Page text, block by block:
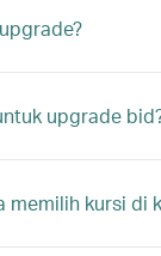
upgrade
kursi di